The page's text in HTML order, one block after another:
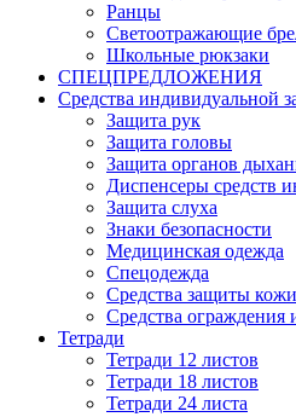
Ранцы
Светоотражающие
Школьные рюкзаки
СПЕЦПРЕДЛОЖЕНИЯ
Средства индивидуальной
Защита рук
Защита головы
Защита органов
Диспенсеры средств
Защита слуха
Знаки безопасности
Медицинская одежда
Спецодежда
Средства защиты кожи
Средства ограждения
Тетради
Тетради 12 листов
Тетради 18 листов
Тетради 24 листа